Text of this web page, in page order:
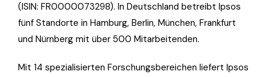
(ISIN: FR0000073298). In Deutschland betreibt Ipsos
fünf Standorte in Hamburg, Berlin, München, Frankfurt
und Nürnberg mit über 500 Mitarbeitenden.
Mit 14 spezialisierten Forschungsbereichen liefert Ipsos